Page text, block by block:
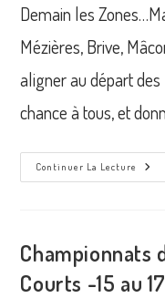
Demain les
Mézières, Brive,
aligner au départ
chance à tous, et
Continuer La Lecture
Teaser
Championnats
Courts -15 au